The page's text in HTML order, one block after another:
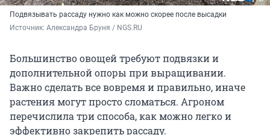
Подвязывать рассаду нужно как можно скорее после высадки
Источник: Александра Бруня / NGS.RU
Большинство овощей требуют подвязки и
дополнительной опоры при выращивании.
Важно сделать все вовремя и правильно, иначе
растения могут просто сломаться. Агроном
перечислила три способа, как можно легко и
эффективно закрепить рассаду.